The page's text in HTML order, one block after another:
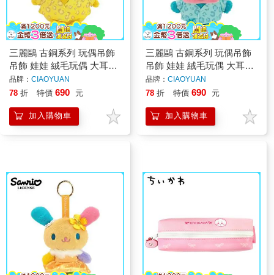
三麗鷗 古銅系列 玩偶吊飾
吊飾 娃娃 絨毛玩偶 大耳狗
布丁狗 人魚漢頓 花小兔
品牌： CIAOYUAN
78 折 特價 690 元
加入購物車
三麗鷗 古銅系列 玩偶吊飾
吊飾 娃娃 絨毛玩偶 大耳狗
布丁狗 人魚漢頓 花小兔
品牌： CIAOYUAN
78 折 特價 690 元
加入購物車